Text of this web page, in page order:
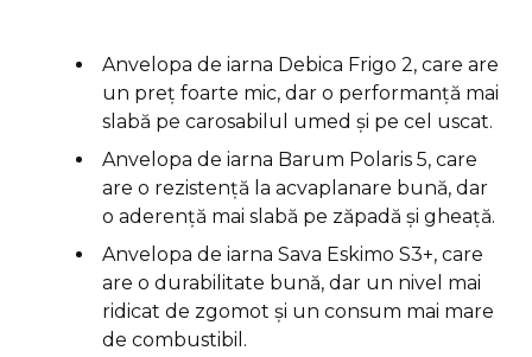
Anvelopa de iarna Debica Frigo 2, care are
un preț foarte mic, dar o performanță mai
slabă pe carosabilul umed și pe cel uscat.
Anvelopa de iarna Barum Polaris 5, care
are o rezistență la acvaplanare bună, dar
o aderență mai slabă pe zăpadă și gheață.
Anvelopa de iarna Sava Eskimo S3+, care
are o durabilitate bună, dar un nivel mai
ridicat de zgomot și un consum mai mare
de combustibil.